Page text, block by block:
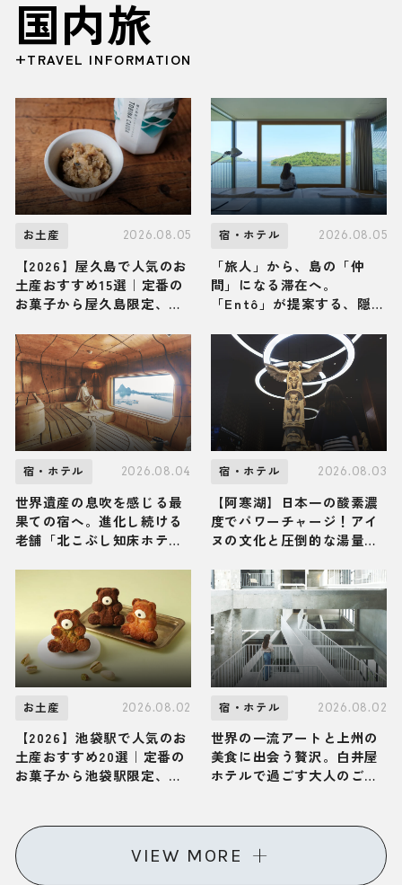
国内旅
+TRAVEL INFORMATION
お土産 2026.08.05
【2026】屋久島で人気のお
土産おすすめ15選｜定番の
お菓子から屋久島限定、ば
宿・ホテル 2026.08.05
「旅人」から、島の「仲
間」になる滞在へ。
「Entô」が提案する、隠
に触れる特別な体験
宿・ホテル 2026.08.04
世界遺産の息吹を感じる最
果ての宿へ。進化し続ける
老舗「北こぶし知床ホテル
宿・ホテル 2026.08.03
【阿寒湖】日本一の酸素濃
度でパワーチャージ！アイ
ヌの文化と圧倒的な湯量の
かん遊久の里 鶴雅」へ
お土産 2026.08.02
【2026】池袋駅で人気のお
土産おすすめ20選｜定番の
お菓子から池袋駅限定、お
宿・ホテル 2026.08.02
世界の一流アートと上州の
美食に出会う贅沢。白井屋
ホテルで過ごす大人のご褒
VIEW MORE